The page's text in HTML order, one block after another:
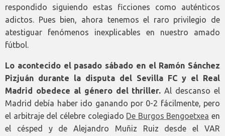
respondido siguiendo estas ficciones como auténticos
adictos. Pues bien, ahora tenemos el raro privilegio de
atestiguar fenómenos inexplicables en nuestro amado
fútbol.
Lo acontecido el pasado sábado en el Ramón Sánchez
Pizjuán durante la disputa del Sevilla FC y el Real
Madrid obedece al género del thriller. Al descanso el
Madrid debía haber ido ganando por 0-2 fácilmente, pero
el arbitraje del célebre colegiado De Burgos Bengoetxea en
el césped y de Alejandro Muñiz Ruiz desde el VAR